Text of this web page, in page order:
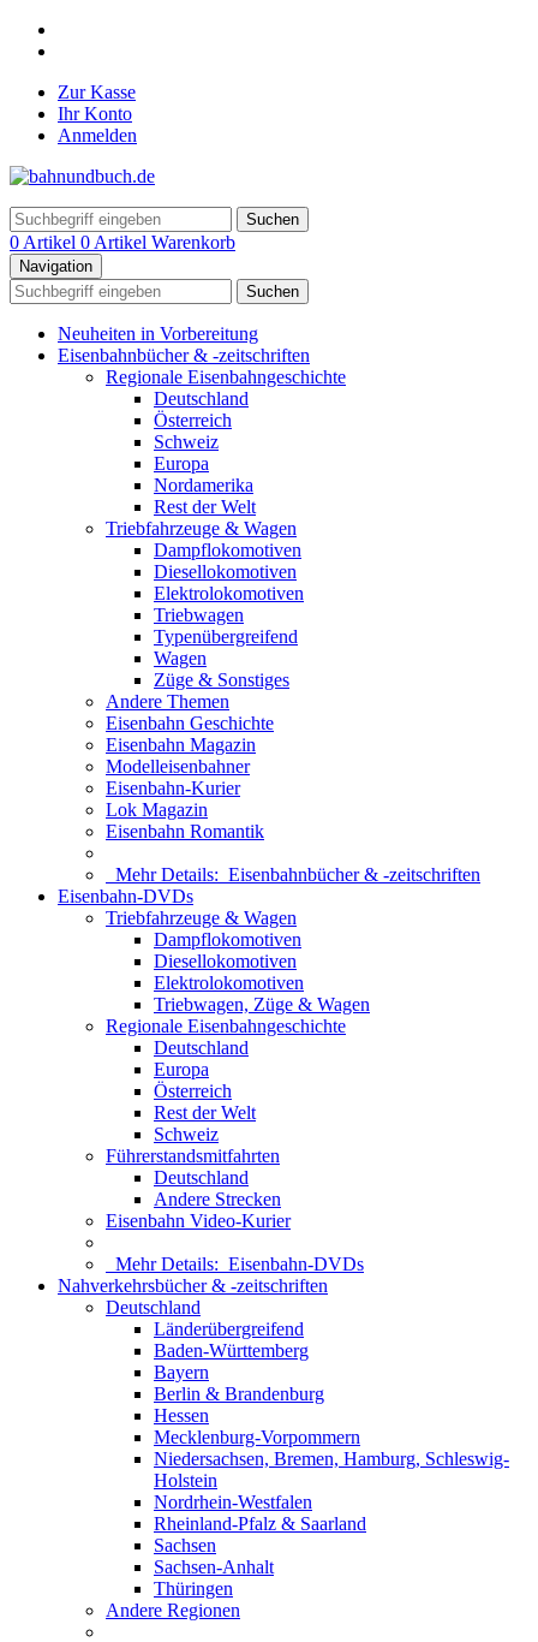
Zur Kasse
Ihr Konto
Anmelden
Suchen
0 Artikel 0 Artikel Warenkorb
Navigation
Suchen
Neuheiten in Vorbereitung
Eisenbahnbücher & -zeitschriften
Regionale Eisenbahngeschichte
Deutschland
Österreich
Schweiz
Europa
Nordamerika
Rest der Welt
Triebfahrzeuge & Wagen
Dampflokomotiven
Diesellokomotiven
Elektrolokomotiven
Triebwagen
Typenübergreifend
Wagen
Züge & Sonstiges
Andere Themen
Eisenbahn Geschichte
Eisenbahn Magazin
Modelleisenbahner
Eisenbahn-Kurier
Lok Magazin
Eisenbahn Romantik
Mehr Details: Eisenbahnbücher & -zeitschriften
Eisenbahn-DVDs
Triebfahrzeuge & Wagen
Dampflokomotiven
Diesellokomotiven
Elektrolokomotiven
Triebwagen, Züge & Wagen
Regionale Eisenbahngeschichte
Deutschland
Europa
Österreich
Rest der Welt
Schweiz
Führerstandsmitfahrten
Deutschland
Andere Strecken
Eisenbahn Video-Kurier
Mehr Details: Eisenbahn-DVDs
Nahverkehrsbücher & -zeitschriften
Deutschland
Länderübergreifend
Baden-Württemberg
Bayern
Berlin & Brandenburg
Hessen
Mecklenburg-Vorpommern
Niedersachsen, Bremen, Hamburg, Schleswig-
Holstein
Nordrhein-Westfalen
Rheinland-Pfalz & Saarland
Sachsen
Sachsen-Anhalt
Thüringen
Andere Regionen